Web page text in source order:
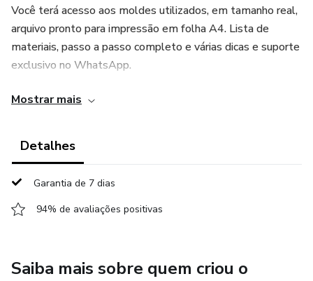
Você terá acesso aos moldes utilizados, em tamanho real,
arquivo pronto para impressão em folha A4. Lista de
materiais, passo a passo completo e várias dicas e suporte
exclusivo no WhatsApp.
O Dia das Crianças já está próximo e nessa data que cresce
trabalhar, montando o seu próprio negócio ou gerando uma
renda extra, esse material é pra você.
Mostrar mais
Detalhes
Garantia de 7 dias
94% de avaliações positivas
Saiba mais sobre quem criou o